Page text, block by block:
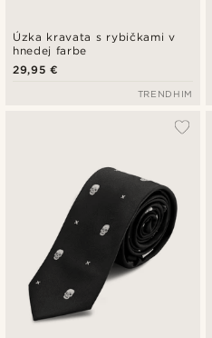
Úzka kravata s rybičkami v
hnedej farbe
29,95 €
TRENDHIM